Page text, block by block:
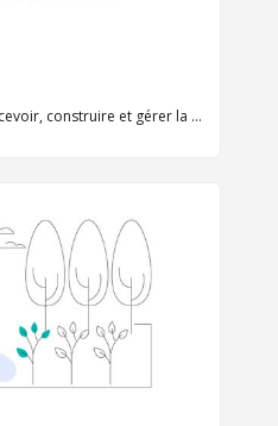
Une nouvelle façon de concevoir, construire et gérer la ville durablement